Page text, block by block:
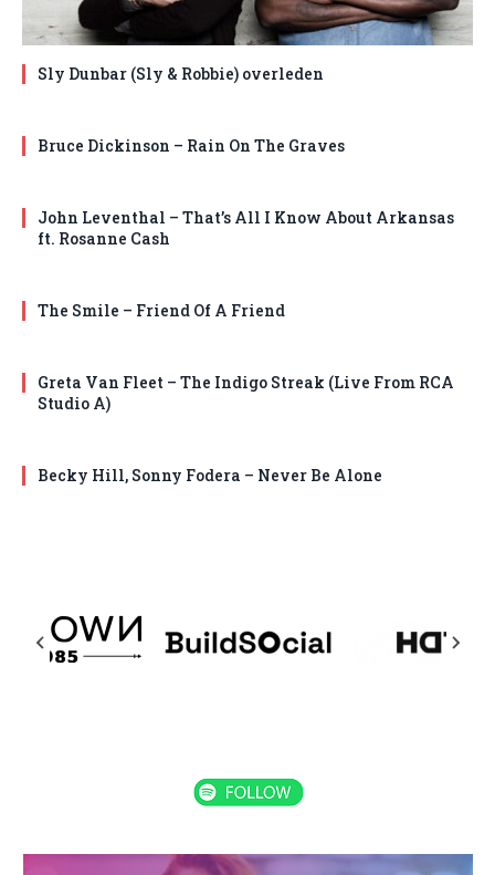
Sly Dunbar (Sly & Robbie) overleden
Bruce Dickinson – Rain On The Graves
John Leventhal – That’s All I Know About Arkansas
ft. Rosanne Cash
The Smile – Friend Of A Friend
Greta Van Fleet – The Indigo Streak (Live From RCA
Studio A)
Becky Hill, Sonny Fodera – Never Be Alone